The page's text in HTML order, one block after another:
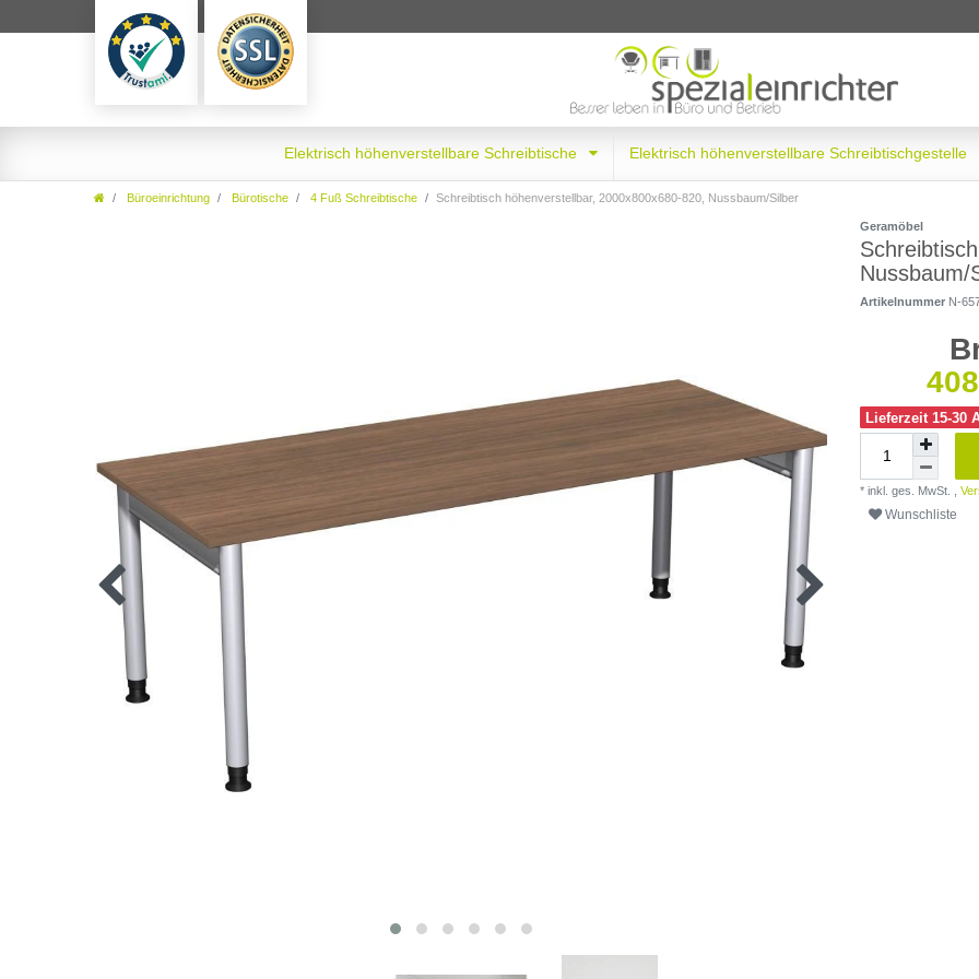
Elektrisch höhenverstellbare Schreibtische Elektrisch höhenverstellbare Schreibtischgestelle
Büroeinrichtung Bürotische 4 Fuß Schreibtische Schreibtisch höhenverstellbar, 2000x800x680-820, Nussbaum/Silber
Geramöbel
Nussbaum/
Artikelnummer N-
Lieferzeit 15-30
* inkl. ges. MwSt. ,
Wunschliste